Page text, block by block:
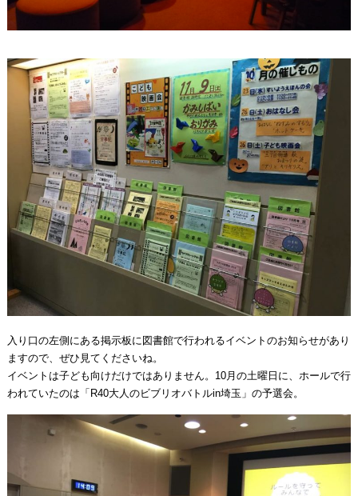
入り口の左側にある掲示板に図書館で行われるイベントのお知らせがあり
ますので、ぜひ見てくださいね。
イベントは子ども向けだけではありません。10月の土曜日に、ホールで行
われていたのは「R40大人のビブリオバトルin埼玉」の予選会。